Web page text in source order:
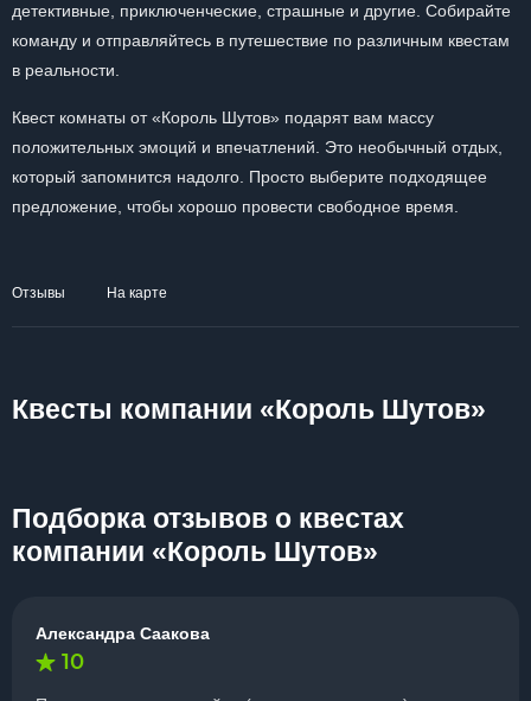
детективные, приключенческие, страшные и другие. Собирайте
команду и отправляйтесь в путешествие по различным квестам
в реальности.
Квест комнаты от «Король Шутов» подарят вам массу
положительных эмоций и впечатлений. Это необычный отдых,
который запомнится надолго. Просто выберите подходящее
предложение, чтобы хорошо провести свободное время.
Отзывы На карте
Квесты компании «Король Шутов»
Подборка отзывов о квестах
компании «Король Шутов»
Александра Саакова
10